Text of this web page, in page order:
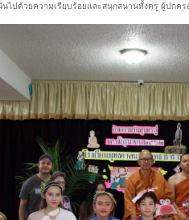
ไปด้วยความเรียบร้อยและสนุกสนานทั้งครู ผู้ปกคร